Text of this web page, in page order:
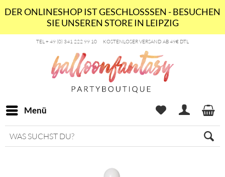
DER ONLINESHOP IST GESCHLOSSSEN - BESUCHEN
SIE UNSEREN STORE IN LEIPZIG
TEL + 49 (0) 341 222 99 10 KOSTENLOSER VERSAND AB 49€ DTL
Menü